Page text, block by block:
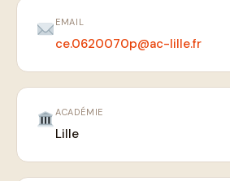
EMAIL
ce.0620070p@ac-lille.fr
ACADÉMIE
Lille